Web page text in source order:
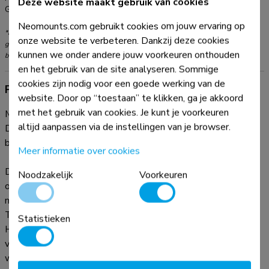
Garantie:
*NB. De vermelde inch-maten zijn slechts een indicatie, gecombineerd met het
gewicht en de VESA-maten. Het maximale gewicht en de VESA-maat zijn absolute
beperkingen voor de producten en dienen niet te worden overschreden.
Productinformatie
Met deze Neomounts monitorarm met hendel, model NM-
D775DX3WHITE, bevestigt u drie flatscreens aan het
bureau via een bureauklem.
Door gebruik te maken van een monitorarm profiteert u
optimaal van de mogelijkheden van uw monitor. De
monitorarm is eenvoudig in hoogte en diepte te verstellen.
Tevens kunt u het scherm kantelen, zwenken en roteren.
Hierdoor creëert u de ideale ergonomische werkhouding. Dit
verkleint de kans op nek- en rugklachten. Kabels zijn netjes
weg te werken aan de onderzijde van de horizontale arm. De
Neomounts.com gebruikt cookies om jouw ervaring op
onze website te verbeteren. Dankzij deze cookies
kunnen we onder andere jouw voorkeuren onthouden
en het gebruik van de site analyseren. Sommige
cookies zijn nodig voor een goede werking van de
website. Door op “toestaan” te klikken, ga je akkoord
met het gebruik van cookies. Je kunt je voorkeuren
altijd aanpassen via de instellingen van je browser.
Meer informatie over cookies
Noodzakelijk
Voorkeuren
Statistieken